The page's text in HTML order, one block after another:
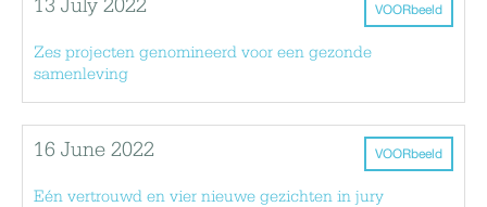
VOORbeeld
13 July 2022
Zes projecten genomineerd voor een gezonde
samenleving
VOORbeeld
16 June 2022
Eén vertrouwd en vier nieuwe gezichten in jury